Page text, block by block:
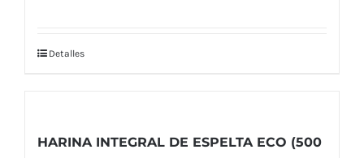
Detalles
HARINA INTEGRAL DE ESPELTA ECO (500